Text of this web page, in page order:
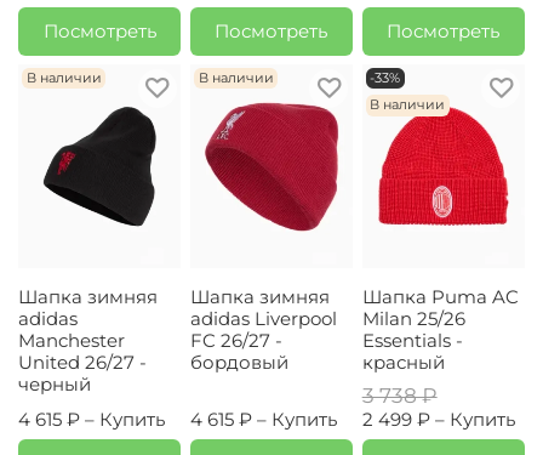
Посмотреть
Посмотреть
Посмотреть
В наличии
Шапка зимняя
adidas
Manchester
United 26/27 -
черный
4 615 ₽ – Купить
В наличии
Шапка зимняя
adidas Liverpool
FC 26/27 -
бордовый
4 615 ₽ – Купить
-33%
В наличии
Шапка Puma AC
Milan 25/26
Essentials -
красный
3 738 ₽
2 499 ₽ – Купить